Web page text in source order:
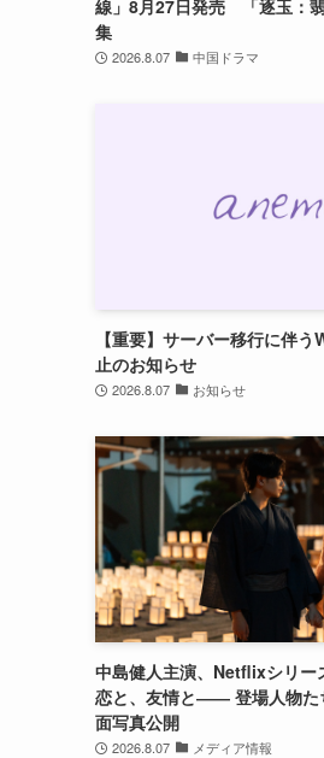
線」8月27日発売 「逐玉：
集
2026.8.07 中国ドラマ
【重要】サーバー移行に伴
止のお知らせ
2026.8.07 お知らせ
中島健人主演、Netflixシリー
恋と、友情と―― 登場人物た
面写真公開
2026.8.07 メディア情報